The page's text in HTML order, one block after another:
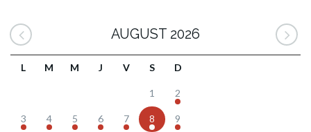
AUGUST 2026
L M M J V S D
1 2
3 4 5 6 7 8 9